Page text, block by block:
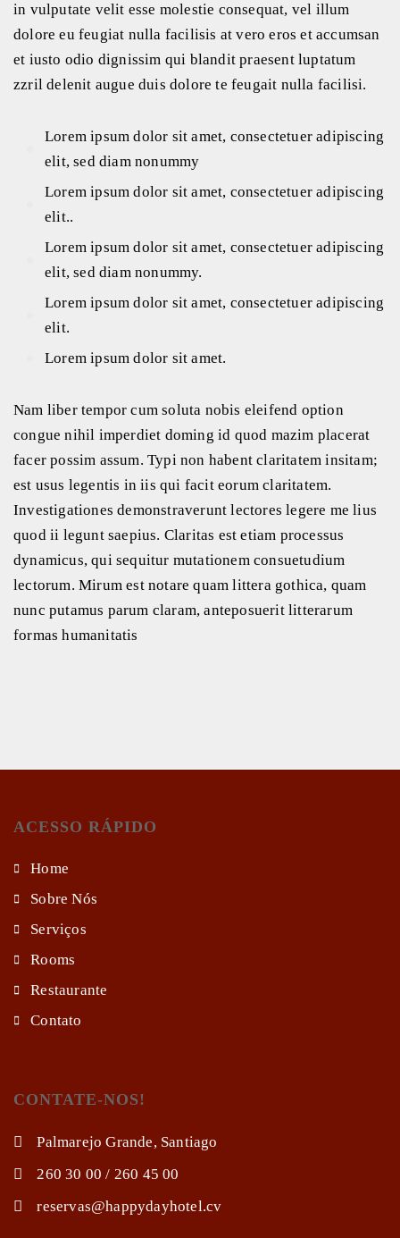
in vulputate velit esse molestie consequat, vel illum
dolore eu feugiat nulla facilisis at vero eros et accumsan
et iusto odio dignissim qui blandit praesent luptatum
zzril delenit augue duis dolore te feugait nulla facilisi.
Lorem ipsum dolor sit amet, consectetuer adipiscing
elit, sed diam nonummy
Lorem ipsum dolor sit amet, consectetuer adipiscing
elit..
Lorem ipsum dolor sit amet, consectetuer adipiscing
elit, sed diam nonummy.
Lorem ipsum dolor sit amet, consectetuer adipiscing
elit.
Lorem ipsum dolor sit amet.
Nam liber tempor cum soluta nobis eleifend option
congue nihil imperdiet doming id quod mazim placerat
facer possim assum. Typi non habent claritatem insitam;
est usus legentis in iis qui facit eorum claritatem.
Investigationes demonstraverunt lectores legere me lius
quod ii legunt saepius. Claritas est etiam processus
dynamicus, qui sequitur mutationem consuetudium
lectorum. Mirum est notare quam littera gothica, quam
nunc putamus parum claram, anteposuerit litterarum
formas humanitatis
ACESSO RÁPIDO
Home
Sobre Nós
Serviços
Rooms
Restaurante
Contato
CONTATE-NOS!
Palmarejo Grande, Santiago
260 30 00 / 260 45 00
reservas@happydayhotel.cv